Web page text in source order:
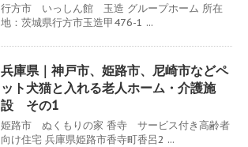
行方市 いっしん館 玉造 グループホーム 所在
地：茨城県行方市玉造甲476-1 ...
兵庫県｜神戸市、姫路市、尼崎市などペ
ット犬猫と入れる老人ホーム・介護施
設 その1
姫路市 ぬくもりの家 香寺 サービス付き高齢者
向け住宅 兵庫県姫路市香寺町香呂2 ...